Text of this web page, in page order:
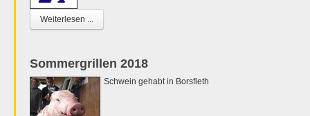
Weiterlesen ...
Sommergrillen 2018
Schwein gehabt in Borsfleth